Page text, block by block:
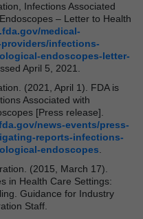
Infections Associated
– Letter to Health
medical-
infections-
endoscopes-letter-
April 5, 2021.
(2021, April 1). FDA is
Associated with
[Press release].
news-events/press-
reports-infections-
endoscopes.
(2015, March 17).
in Health Care Settings:
Guidance for Industry
Staff.